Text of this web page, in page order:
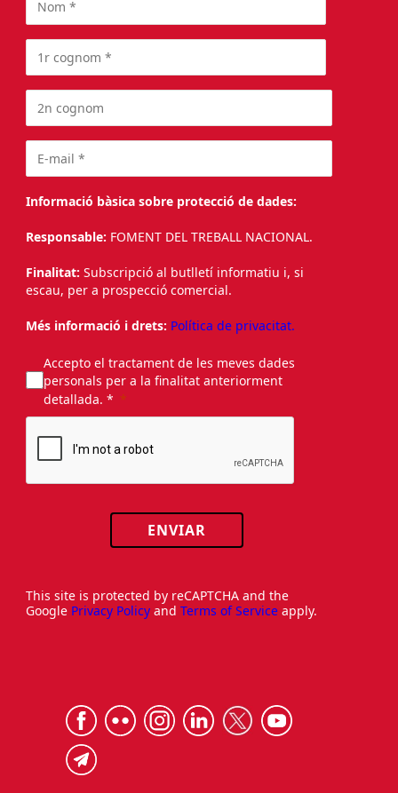
Informació bàsica sobre protecció de dades:
Responsable: FOMENT DEL TREBALL NACIONAL.
Finalitat: Subscripció al butlletí informatiu i, si
escau, per a prospecció comercial.
Més informació i drets: Política de privacitat.
Accepto el tractament de les meves dades
personals per a la finalitat anteriorment
detallada. *
ENVIAR
This site is protected by reCAPTCHA and the
Google Privacy Policy and Terms of Service apply.